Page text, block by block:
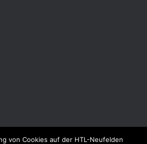
von Cookies auf der HTL-Neufelden